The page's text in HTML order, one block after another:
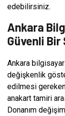
edebilirsiniz.
Ankara
Güvenli Bir
Ankara
değişkenlik
edilmesi
anakart tamiri
Donanım